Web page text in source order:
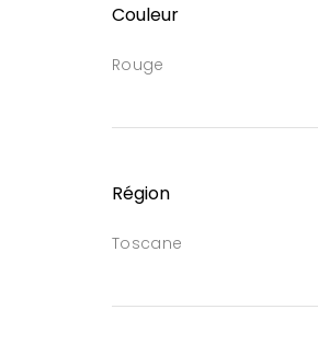
Couleur
Rouge
Région
Toscane